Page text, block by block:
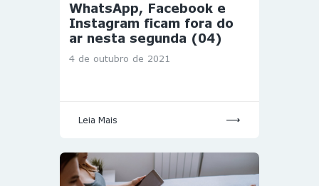
WhatsApp, Facebook e
Instagram ficam fora do
ar nesta segunda (04)
4 de outubro de 2021
Leia Mais